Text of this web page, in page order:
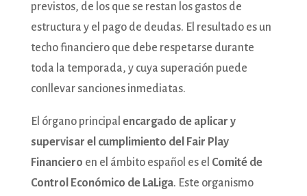
previstos, de los que se restan los gastos de
estructura y el pago de deudas. El resultado es un
techo financiero que debe respetarse durante
toda la temporada, y cuya superación puede
conllevar sanciones inmediatas.
El órgano principal encargado de aplicar y
supervisar el cumplimiento del Fair Play
Financiero en el ámbito español es el Comité de
Control Económico de LaLiga. Este organismo